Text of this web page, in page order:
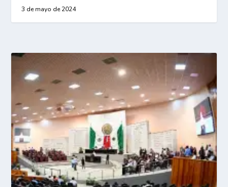
3 de mayo de 2024